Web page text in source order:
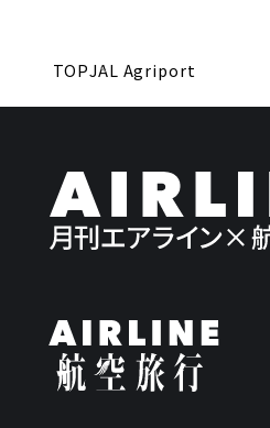
TOPJAL Agriport